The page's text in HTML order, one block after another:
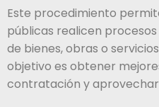
Este procedimiento
públicas realicen
de bienes, obras o
objetivo es obtener
contratación y